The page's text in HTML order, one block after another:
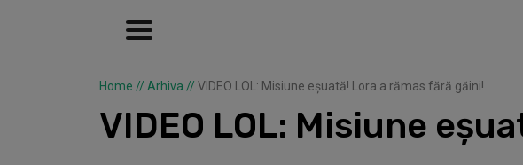
Home // Arhiva // VIDEO LOL: Misiune eşuată! Lora a rămas fără găini!
VIDEO LOL: Misiune